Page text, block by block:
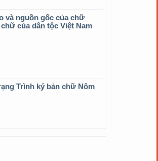
và nguồn gốc của chữ
chữ của dân tộc Việt Nam
Trình ký bản chữ Nôm